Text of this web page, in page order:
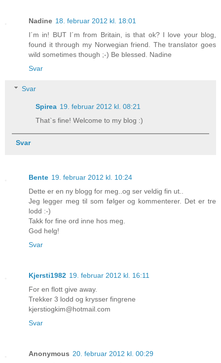
Nadine 18. februar 2012 kl. 18:01
I´m in! BUT I´m from Britain, is that ok? I love your blog,
found it through my Norwegian friend. The translator goes
wild sometimes though ;-) Be blessed. Nadine
Svar
Svar
Spirea 19. februar 2012 kl. 08:21
That`s fine! Welcome to my blog :)
Svar
Bente 19. februar 2012 kl. 10:24
Dette er en ny blogg for meg..og ser veldig fin ut..
Jeg legger meg til som følger og kommenterer. Det er tre
lodd :-)
Takk for fine ord inne hos meg.
God helg!
Svar
Kjersti1982 19. februar 2012 kl. 16:11
For en flott give away.
Trekker 3 lodd og krysser fingrene
kjerstiogkim@hotmail.com
Svar
Anonymous 20. februar 2012 kl. 00:29